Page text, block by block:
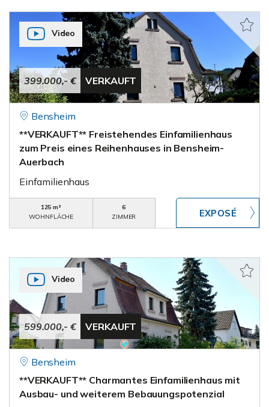
399.000,- € VERKAUFT
Video
Bensheim
**VERKAUFT** Freistehendes Einfamilienhaus
zum Preis eines Reihenhauses in Bensheim-
Auerbach
Einfamilienhaus
125 m²
WOHNFLÄCHE
6
ZIMMER
599.000,- € VERKAUFT
Video
Bensheim
**VERKAUFT** Charmantes Einfamilienhaus mit
Ausbau- und weiterem Bebauungspotenzial